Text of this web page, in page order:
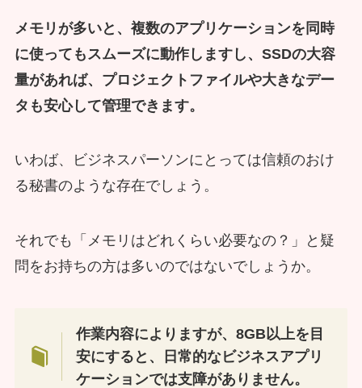
メモリが多いと、複数のアプリケーションを同時
に使ってもスムーズに動作しますし、SSDの大容
量があれば、プロジェクトファイルや大きなデー
タも安心して管理できます。
いわば、ビジネスパーソンにとっては信頼のおけ
る秘書のような存在でしょう。
それでも「メモリはどれくらい必要なの？」と疑
問をお持ちの方は多いのではないでしょうか。
作業内容によりますが、8GB以上を目
安にすると、日常的なビジネスアプリ
ケーションでは支障がありません。